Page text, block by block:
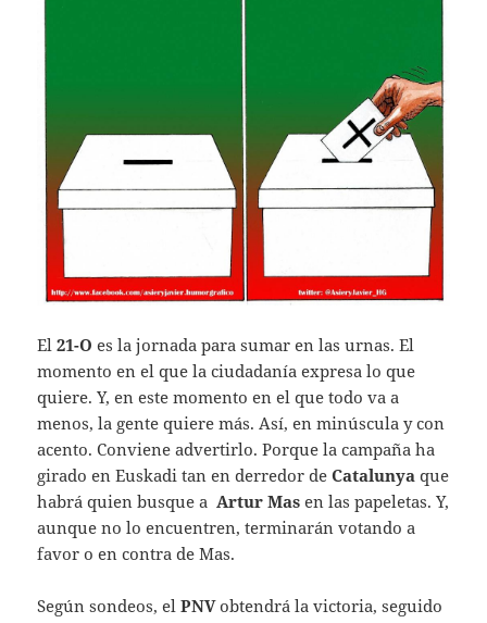
El21-O es la jornada para sumar en las urnas. El
momento en el que la ciudadanía expresa lo que
quiere. Y, en este momento en el que todo va a
menos, la gente quiere más. Así, en minúscula y con
acento. Conviene advertirlo. Porque la campaña ha
girado en Euskadi tan en derredor deCatalunyaque
habrá quien busque aArtur Mas en las papeletas. Y,
aunque no lo encuentren, terminarán votando a
favor o en contra de Mas.
Según sondeos, elPNVobtendrá la victoria, seguido